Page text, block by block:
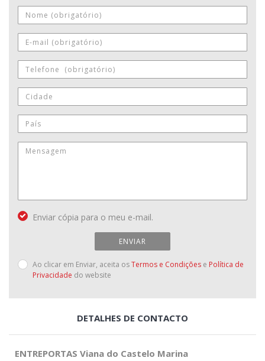
Enviar cópia para o meu e-mail.
ENVIAR
Ao clicar em Enviar, aceita osTermos e Condições e Política de
Privacidade do website
DETALHES DE CONTACTO
ENTREPORTAS Viana do Castelo Marina